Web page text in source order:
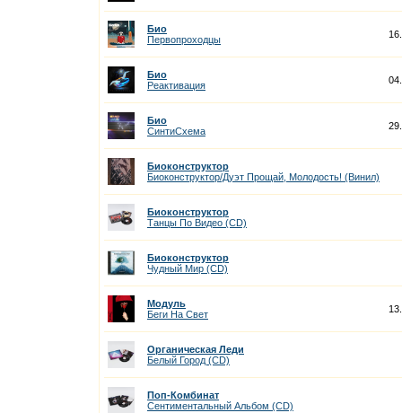
Био
Первопроходцы
Био
Реактивация
Био
СинтиСхема
Биоконструктор
Биоконструктор/Дуэт Прощай, Молодость! (Винил)
Биоконструктор
Танцы По Видео (CD)
Биоконструктор
Чудный Мир (CD)
Модуль
Беги На Cвет
Органическая Леди
Белый Город (CD)
Поп-Комбинат
Сентиментальный Альбом (CD)